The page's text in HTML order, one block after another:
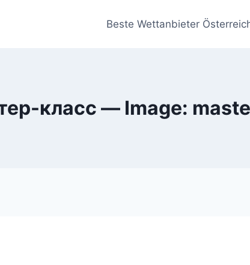
Beste Wettanbieter
класс — Image: